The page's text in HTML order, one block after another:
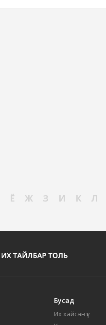
Ё Ж З И К Л
Бусад
Их хайсан үг